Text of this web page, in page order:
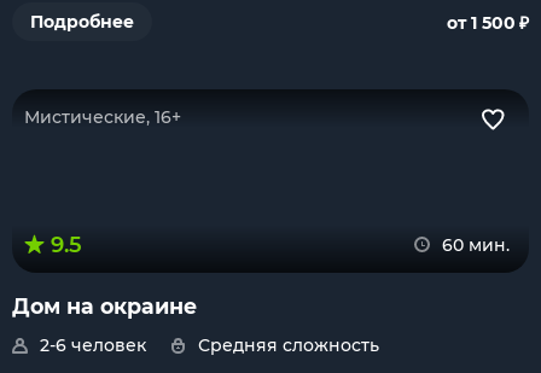
Подробнее
от 1 500 ₽
Мистические, 16+
9.5 60 мин.
Дом на окраине
2-6 человек Средняя сложность